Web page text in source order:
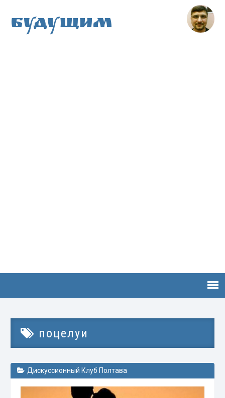
Будущим
поцелуи
Дискуссионный Клуб Полтава